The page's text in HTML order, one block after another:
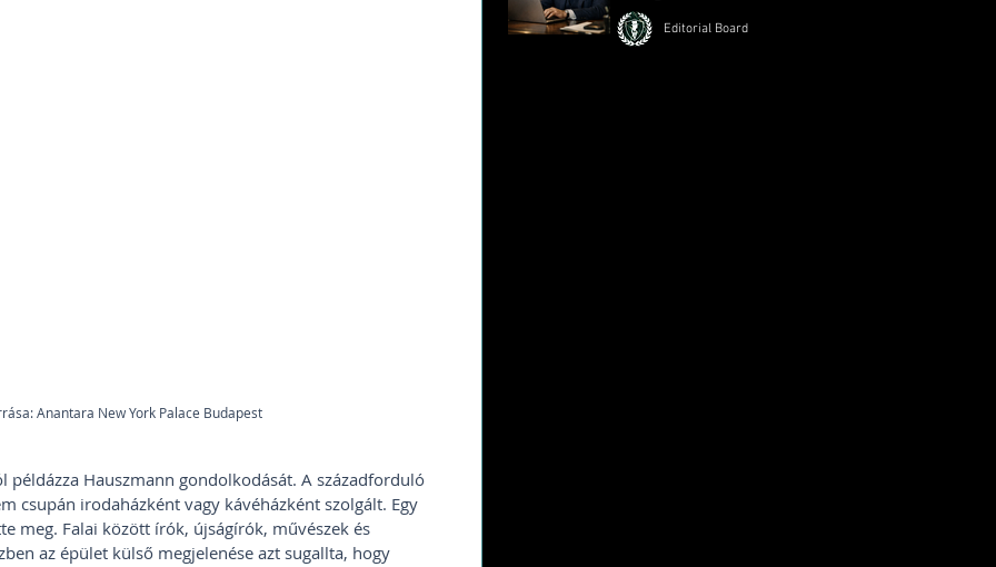
Anantara New York Palace Budapest
példázza Hauszmann gondolkodását. A századforduló
csupán irodaházként vagy kávéházként szolgált. Egy
meg. Falai között írók, újságírók, művészek és
az épület külső megjelenése azt sugallta, hogy
ellenséggé válik
Editorial Board